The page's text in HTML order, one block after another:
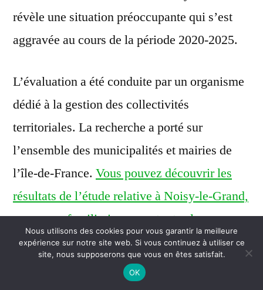
révèle une situation préoccupante qui s’est
aggravée au cours de la période 2020-2025.
L’évaluation a été conduite par un organisme
dédié à la gestion des collectivités
territoriales. La recherche a porté sur
l’ensemble des municipalités et mairies de
l’île-de-France. Vous pouvez découvrir les
résultats de l’étude relative à Noisy-le-Grand,
pour vous familiariser avec toutes les
données financières qui ont été examinées.
Alors qu’elle affichait en 2020 une situation
Nous utilisons des cookies pour vous garantir la meilleure
expérience sur notre site web. Si vous continuez à utiliser ce
site, nous supposerons que vous en êtes satisfait.
OK